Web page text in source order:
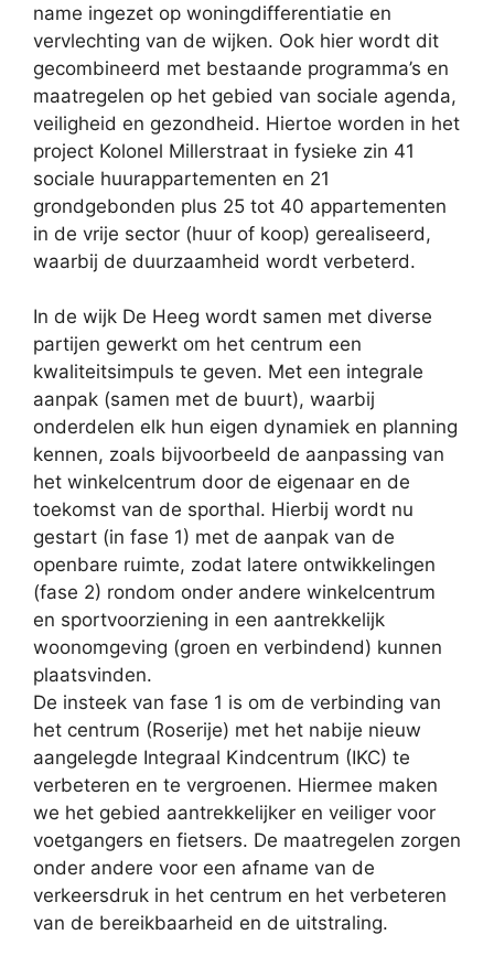
name ingezet op woningdifferentiatie en
vervlechting van de wijken. Ook hier wordt dit
gecombineerd met bestaande programma’s en
maatregelen op het gebied van sociale agenda,
veiligheid en gezondheid. Hiertoe worden in het
project Kolonel Millerstraat in fysieke zin 41
sociale huurappartementen en 21
grondgebonden plus 25 tot 40 appartementen
in de vrije sector (huur of koop) gerealiseerd,
waarbij de duurzaamheid wordt verbeterd.
In de wijk De Heeg wordt samen met diverse
partijen gewerkt om het centrum een
kwaliteitsimpuls te geven. Met een integrale
aanpak (samen met de buurt), waarbij
onderdelen elk hun eigen dynamiek en planning
kennen, zoals bijvoorbeeld de aanpassing van
het winkelcentrum door de eigenaar en de
toekomst van de sporthal. Hierbij wordt nu
gestart (in fase 1) met de aanpak van de
openbare ruimte, zodat latere ontwikkelingen
(fase 2) rondom onder andere winkelcentrum
en sportvoorziening in een aantrekkelijk
woonomgeving (groen en verbindend) kunnen
plaatsvinden.
De insteek van fase 1 is om de verbinding van
het centrum (Roserije) met het nabije nieuw
aangelegde Integraal Kindcentrum (IKC) te
verbeteren en te vergroenen. Hiermee maken
we het gebied aantrekkelijker en veiliger voor
voetgangers en fietsers. De maatregelen zorgen
onder andere voor een afname van de
verkeersdruk in het centrum en het verbeteren
van de bereikbaarheid en de uitstraling.